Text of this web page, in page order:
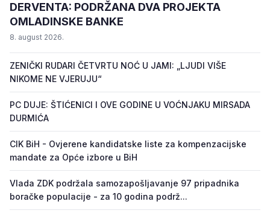
DERVENTA: PODRŽANA DVA PROJEKTA
OMLADINSKE BANKE
8. august 2026.
ZENIČKI RUDARI ČETVRTU NOĆ U JAMI: „LJUDI VIŠE
NIKOME NE VJERUJU“
PC DUJE: ŠTIĆENICI I OVE GODINE U VOĆNJAKU MIRSADA
DURMIĆA
CIK BiH - Ovjerene kandidatske liste za kompenzacijske
mandate za Opće izbore u BiH
Vlada ZDK podržala samozapošljavanje 97 pripadnika
boračke populacije - za 10 godina podrž...